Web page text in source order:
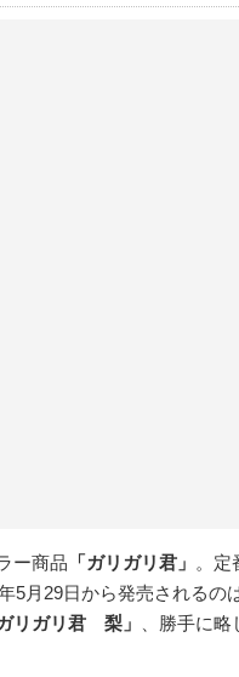
ー商品 「ガリガリ君」 。定
5月29日から発売されるの
ガリガリ君 梨」 、勝手に略